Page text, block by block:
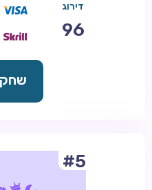
דירוג
96
שחק
#5